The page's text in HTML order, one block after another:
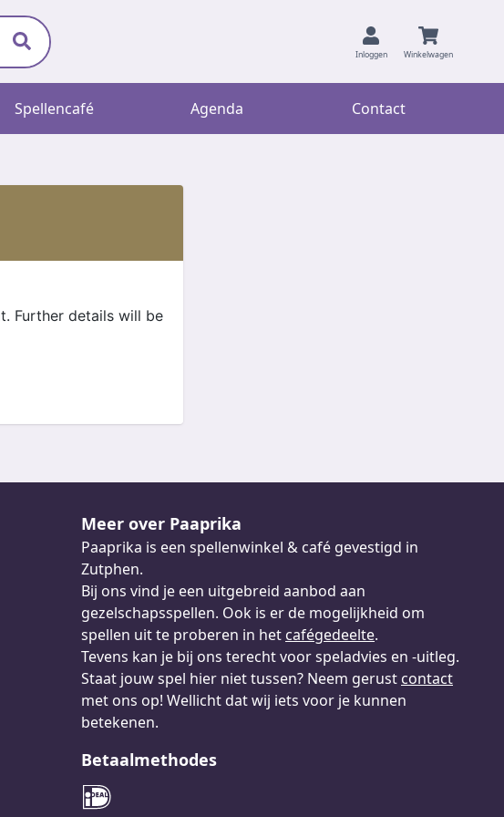
Inloggen Winkelwagen
Spellencafé Agenda Contact
Further details will be
Meer over Paaprika
Paaprika is een spellenwinkel & café gevestigd in
Zutphen.
Bij ons vind je een uitgebreid aanbod aan
gezelschapsspellen. Ook is er de mogelijkheid om
spellen uit te proberen in het cafégedeelte.
Tevens kan je bij ons terecht voor speladvies en -uitleg.
Staat jouw spel hier niet tussen? Neem gerust contact
met ons op! Wellicht dat wij iets voor je kunnen
betekenen.
Betaalmethodes